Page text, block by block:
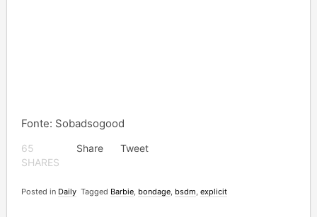
Fonte: Sobadsogood
65
SHARES
Share Tweet
Posted in Daily Tagged Barbie, bondage, bsdm, explicit